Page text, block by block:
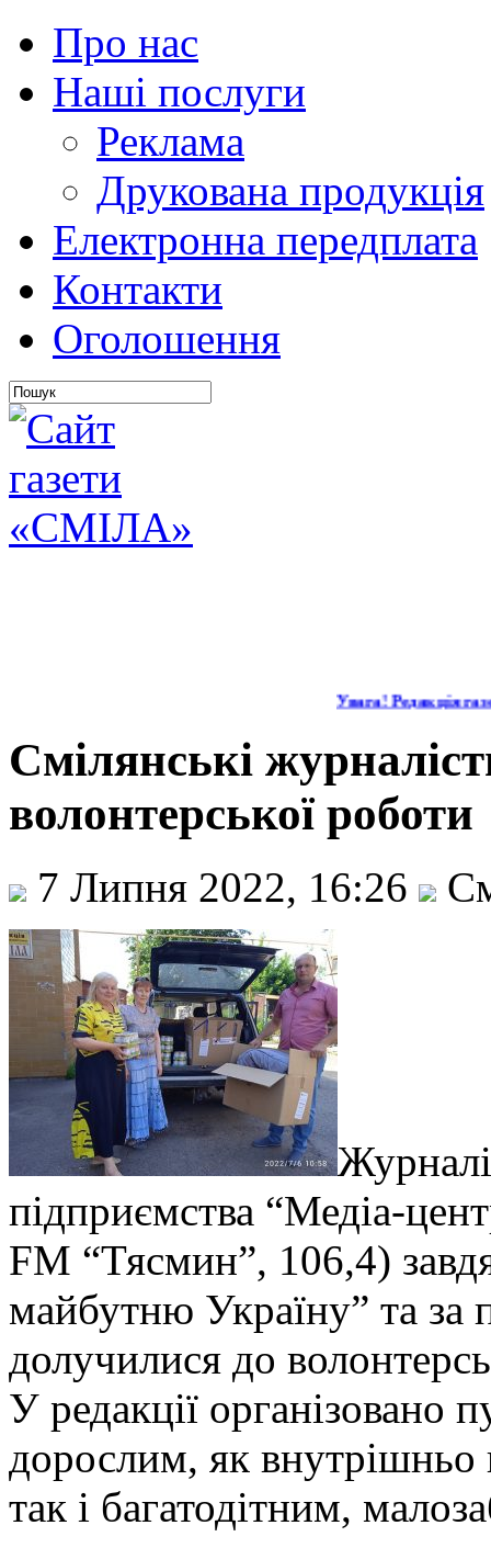
Про нас
Наші послуги
Реклама
Друкована продукція
Електронна передплата
Контакти
Оголошення
Увага! Редакція
Смілянські
волонтерської роботи
7 Липня 2022, 16:26
підприємства “Медіа-
FM “Тясмин”, 106,4)
майбутню Україну” та за
долучилися до
У редакції організовано
дорослим, як
так і багатодітним,